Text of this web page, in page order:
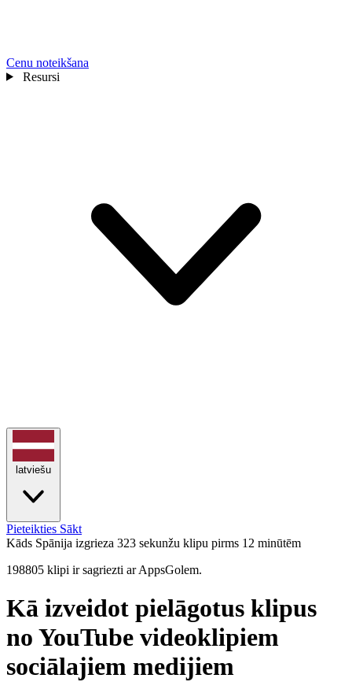
Cenu noteikšana
Resursi
latviešu
Pieteikties Sākt
Kāds Spānija izgrieza 323 sekunžu klipu pirms 12 minūtēm
198805 klipi ir sagriezti ar AppsGolem.
Kā izveidot pielāgotus klipus
no YouTube videoklipiem
sociālajiem medijiem